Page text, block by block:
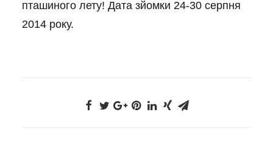
пташиного лету! Дата зйомки 24-30 серпня
2014 року.